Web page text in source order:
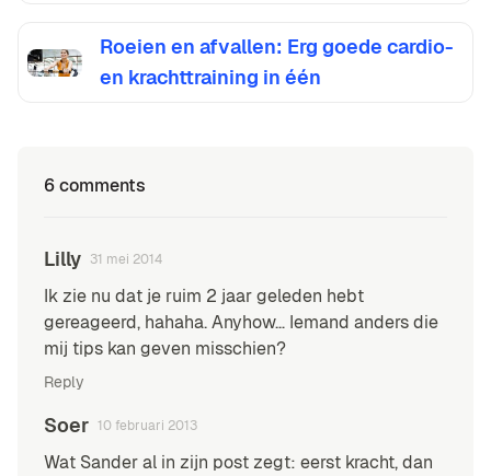
Roeien en afvallen: Erg goede cardio-
en krachttraining in één
6 comments
Lilly 31 mei 2014
Ik zie nu dat je ruim 2 jaar geleden hebt
gereageerd, hahaha. Anyhow… Iemand anders die
mij tips kan geven misschien?
Reply
Soer 10 februari 2013
Wat Sander al in zijn post zegt: eerst kracht, dan